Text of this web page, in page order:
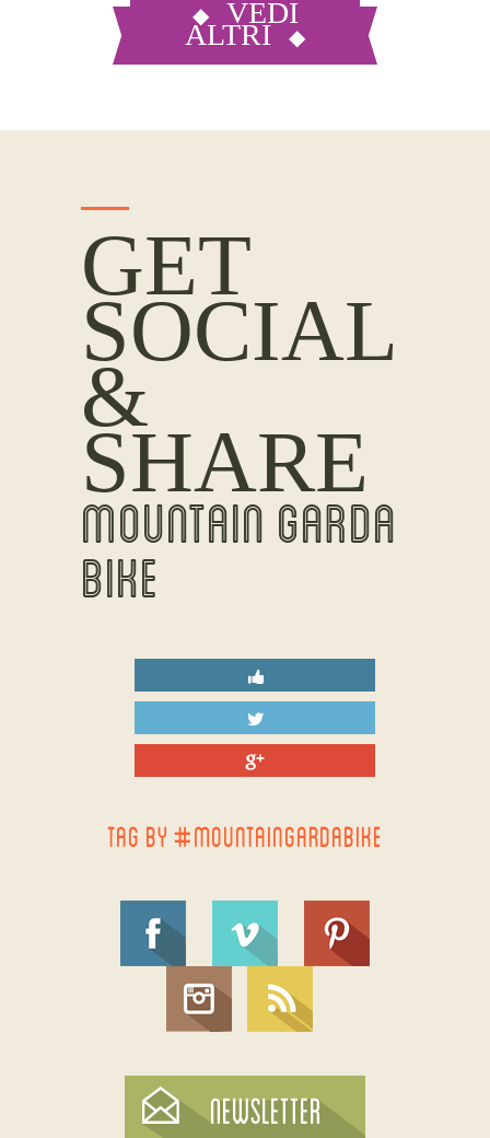
VEDI
ALTRI
GET
SOCIAL
&
SHARE
MOUNTAIN GARDA
BIKE
TAG BY #MOUNTAINGARDABIKE